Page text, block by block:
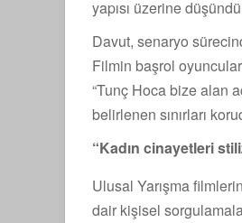
yapısı üzerine
Davut, senaryo
Filmin başrol
“Tunç Hoca bize alan
belirlenen sınırları
“Kadın cinayetleri
Ulusal Yarışma
dair kişisel